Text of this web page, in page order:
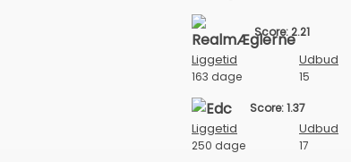
Score: 2.21
Liggetid Udbud
163 dage 15
Score: 1.37
Liggetid Udbud
250 dage 17